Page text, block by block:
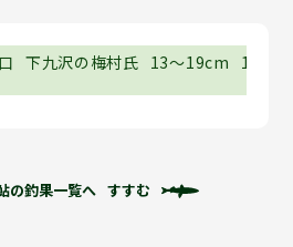
下九沢の梅村氏 13～19cm 13尾
の釣果一覧へ すすむ